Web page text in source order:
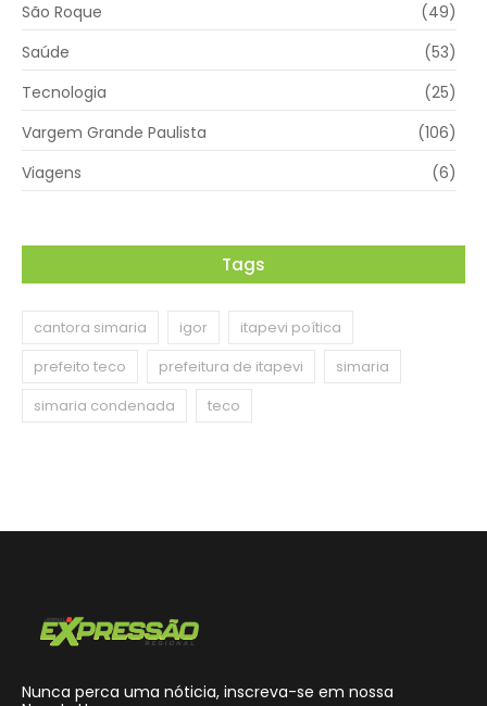
São Roque
(49)
Saúde
(53)
Tecnologia
(25)
Vargem Grande Paulista
(106)
Viagens
(6)
Tags
cantora simaria igor
itapevi poítica
prefeito teco
prefeitura de itapevi
simaria
simaria condenada
teco
Nunca perca uma nóticia, inscreva-se em nossa